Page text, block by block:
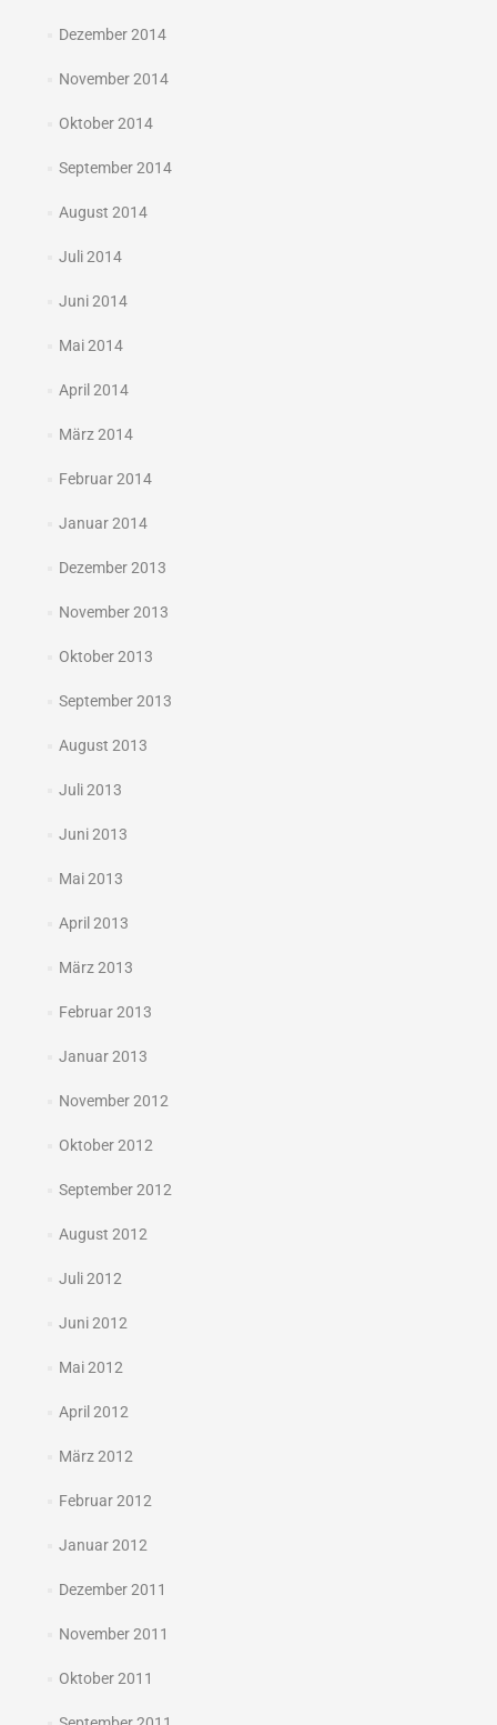
Dezember 2014
November 2014
Oktober 2014
September 2014
August 2014
Juli 2014
Juni 2014
Mai 2014
April 2014
März 2014
Februar 2014
Januar 2014
Dezember 2013
November 2013
Oktober 2013
September 2013
August 2013
Juli 2013
Juni 2013
Mai 2013
April 2013
März 2013
Februar 2013
Januar 2013
November 2012
Oktober 2012
September 2012
August 2012
Juli 2012
Juni 2012
Mai 2012
April 2012
März 2012
Februar 2012
Januar 2012
Dezember 2011
November 2011
Oktober 2011